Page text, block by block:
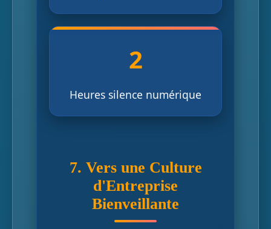
2
Heures silence numérique
7. Vers une Culture
d'Entreprise
Bienveillante